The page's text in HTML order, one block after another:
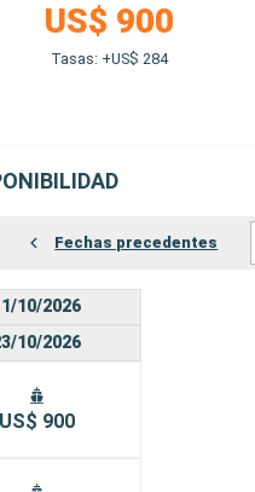
US$ 900
Tasas: +US$ 284
Fechas precedentes
10/2026
10/2026
US$ 900